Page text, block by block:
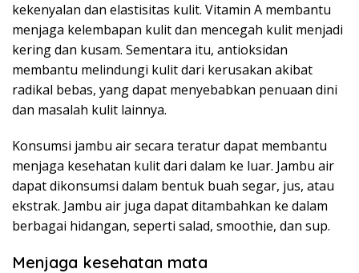
kekenyalan dan elastisitas kulit. Vitamin A membantu
menjaga kelembapan kulit dan mencegah kulit menjadi
kering dan kusam. Sementara itu, antioksidan
membantu melindungi kulit dari kerusakan akibat
radikal bebas, yang dapat menyebabkan penuaan dini
dan masalah kulit lainnya.
Konsumsi jambu air secara teratur dapat membantu
menjaga kesehatan kulit dari dalam ke luar. Jambu air
dapat dikonsumsi dalam bentuk buah segar, jus, atau
ekstrak. Jambu air juga dapat ditambahkan ke dalam
berbagai hidangan, seperti salad, smoothie, dan sup.
Menjaga kesehatan mata